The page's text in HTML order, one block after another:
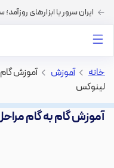
ایران سرور با ابزارهای
خانه > آموزش > آموزش
لینوکس
آموزش گام به گام